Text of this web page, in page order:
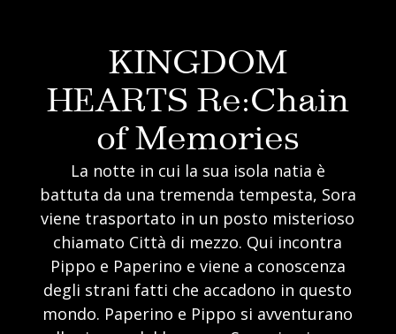
KINGDOM
HEARTS Re:Chain
of Memories
La notte in cui la sua isola natia è
battuta da una tremenda tempesta, Sora
viene trasportato in un posto misterioso
chiamato Città di mezzo. Qui incontra
Pippo e Paperino e viene a conoscenza
degli strani fatti che accadono in questo
mondo. Paperino e Pippo si avventurano